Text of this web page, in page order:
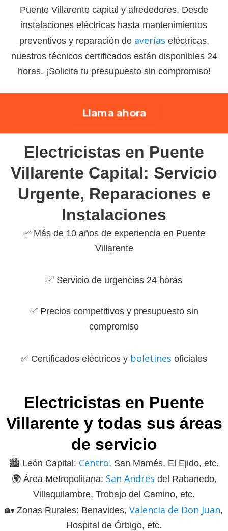
Puente Villarente capital y alrededores. Desde
instalaciones eléctricas hasta mantenimientos
preventivos y reparación de averías eléctricas,
nuestros técnicos certificados están disponibles 24
horas. ¡Solicita tu presupuesto sin compromiso!
Llama ahora
Electricistas en Puente
Villarente Capital: Servicio
Urgente, Reparaciones e
Instalaciones
✅ Más de 10 años de experiencia en Puente
Villarente
✅ Servicio de urgencias 24 horas
✅ Precios competitivos y presupuesto sin
compromiso
✅ Certificados eléctricos y boletines oficiales
Electricistas en Puente
Villarente y todas sus áreas
de servicio
🏙️ León Capital: Centro, San Mamés, El Ejido, etc.
🌍 Área Metropolitana: San Andrés del Rabanedo,
Villaquilambre, Trobajo del Camino, etc.
🏡 Zonas Rurales: Benavides, Valencia de Don Juan,
Hospital de Órbigo, etc.